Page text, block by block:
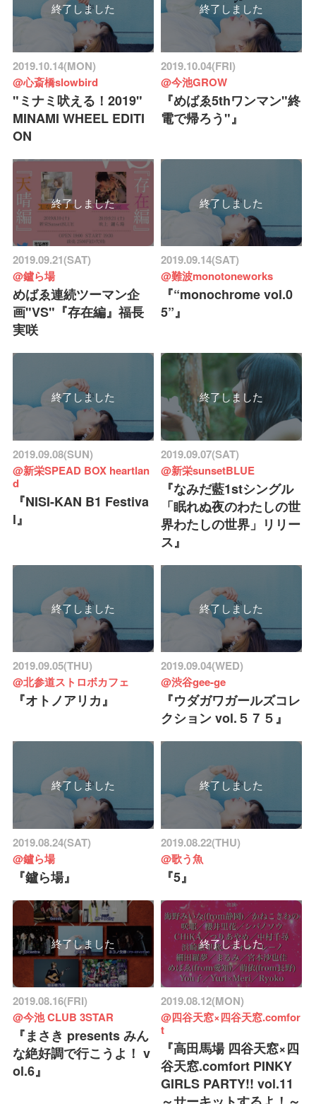
終了しました
2019.10.14(MON)
@心斎橋slowbird
"ミナミ吠える！2019"
MINAMI WHEEL EDITI
ON
終了しました
2019.10.04(FRI)
@今池GROW
『めばゑ5thワンマン"終
電で帰ろう"』
終了しました
2019.09.21(SAT)
@鑪ら場
めばゑ連続ツーマン企
画"VS"『存在編』福長
実咲
終了しました
2019.09.14(SAT)
@難波monotoneworks
『“monochrome vol.0
5”』
終了しました
2019.09.08(SUN)
@新栄SPEAD BOX heartlan
d
『NISI-KAN B1 Festiva
l』
終了しました
2019.09.07(SAT)
@新栄sunsetBLUE
『なみだ藍1stシングル
「眠れぬ夜のわたしの世
界わたしの世界」リリー
ス』
終了しました
2019.09.05(THU)
@北参道ストロボカフェ
『オトノアリカ』
終了しました
2019.09.04(WED)
@渋谷gee-ge
『ウダガワガールズコレ
クション vol.５７５』
終了しました
2019.08.24(SAT)
@鑪ら場
『鑪ら場』
終了しました
2019.08.22(THU)
@歌う魚
『5』
終了しました
2019.08.16(FRI)
@今池 CLUB 3STAR
『まさき presents みん
な絶好調で行こうよ！ v
ol.6』
終了しました
2019.08.12(MON)
@四谷天窓×四谷天窓.comfor
t
『高田馬場 四谷天窓×四
谷天窓.comfort PINKY
GIRLS PARTY!! vol.11